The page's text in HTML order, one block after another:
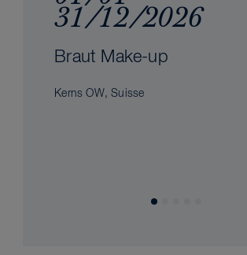
31/12/2026
Braut Make-up
Kerns OW, Suisse